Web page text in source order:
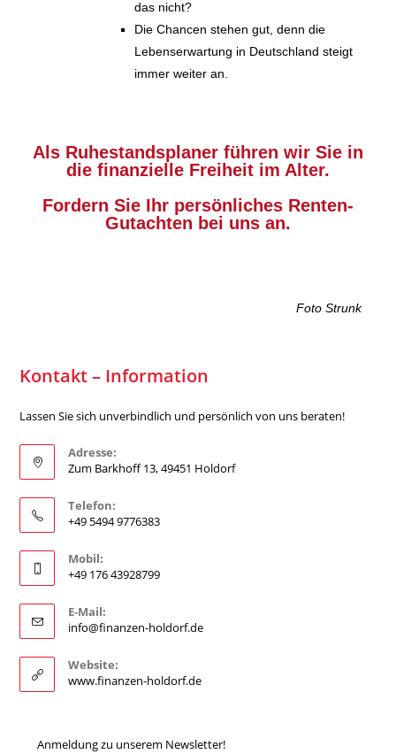
das nicht?
Die Chancen stehen gut, denn die
Lebenserwartung in Deutschland steigt
immer weiter an.
Als Ruhestandsplaner führen wir Sie in
die finanzielle Freiheit im Alter.
Fordern Sie Ihr persönliches Renten-
Gutachten bei uns an.
Foto Strunk
Kontakt – Information
Lassen Sie sich unverbindlich und persönlich von uns beraten!
Adresse:
Zum Barkhoff 13, 49451 Holdorf
Telefon:
+49 5494 9776383
Mobil:
+49 176 43928799
E-Mail:
info@finanzen-holdorf.de
Website:
www.finanzen-holdorf.de
Anmeldung zu unserem Newsletter!